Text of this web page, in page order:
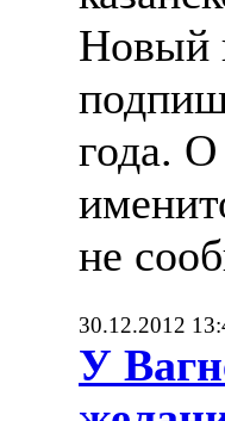
Новый
года. О
не
30.12.2012
У